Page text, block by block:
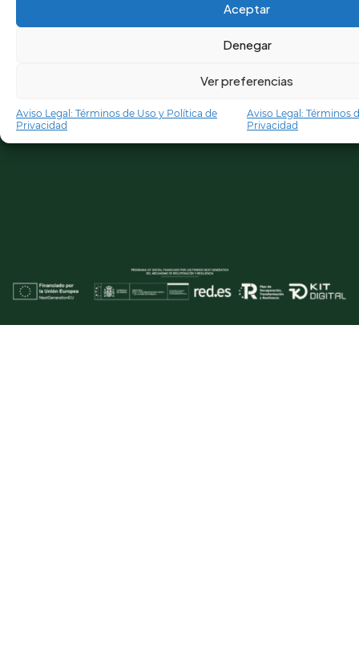
Aceptar
Denegar
Ver preferencias
Aviso Legal: Términos de Uso y Política de
Privacidad
Aviso Legal: Términos
Privacidad